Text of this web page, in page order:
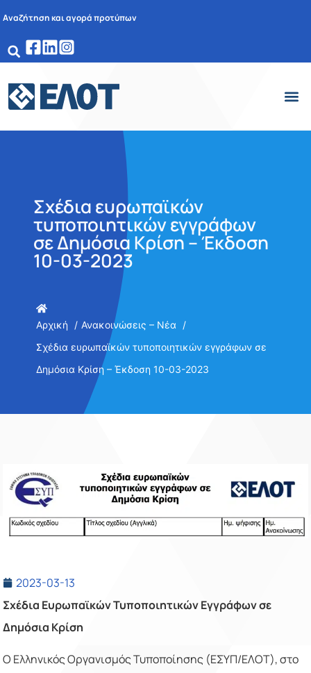
Αναζήτηση και αγορά προτύπων
Σχέδια ευρωπαϊκών
τυποποιητικών εγγράφων
σε Δημόσια Κρίση – Έκδοση
10-03-2023
Αρχική
Ανακοινώσεις – Νέα
Σχέδια ευρωπαϊκών τυποποιητικών εγγράφων σε
Δημόσια Κρίση – Έκδοση 10-03-2023
2023-03-13
Σχέδια Ευρωπαϊκών Τυποποιητικών Εγγράφων σε
Δημόσια Κρίση
Ο Ελληνικός Οργανισμός Τυποποίησης (ΕΣΥΠ/ΕΛΟΤ), στο